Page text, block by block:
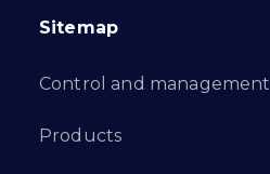
Sitemap
Control and management
Products